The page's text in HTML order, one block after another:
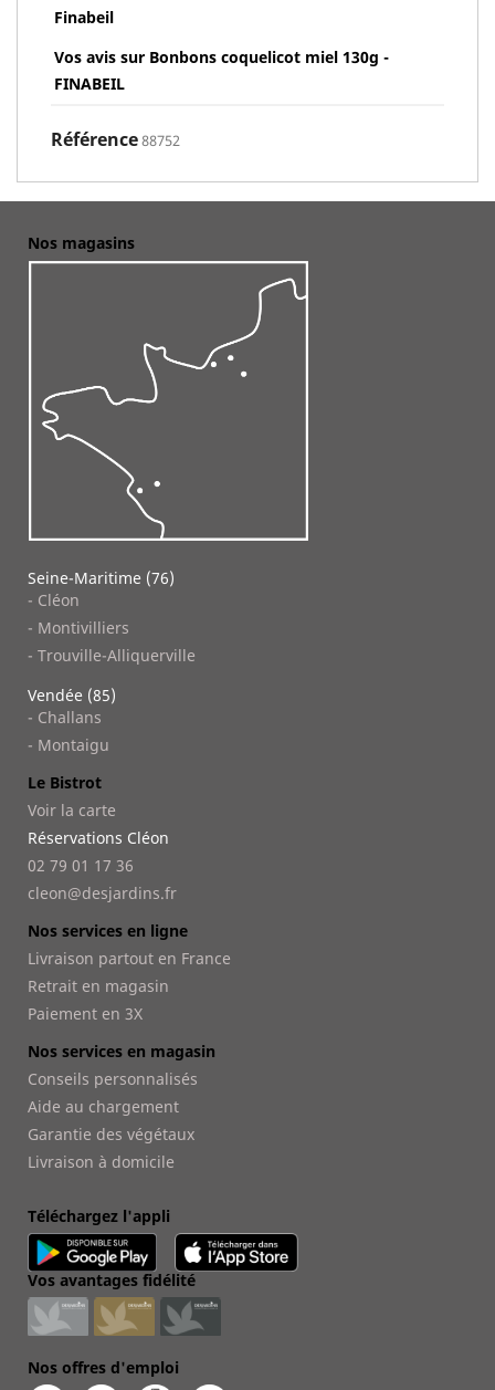
Finabeil
Vos avis sur Bonbons coquelicot miel 130g -
FINABEIL
Référence88752
Nos magasins
Seine-Maritime (76)
- Cléon
- Montivilliers
- Trouville-Alliquerville
Vendée (85)
- Challans
- Montaigu
Le Bistrot
Voir la carte
Réservations Cléon
02 79 01 17 36
cleon@desjardins.fr
Nos services en ligne
Livraison partout en France
Retrait en magasin
Paiement en 3X
Nos services en magasin
Conseils personnalisés
Aide au chargement
Garantie des végétaux
Livraison à domicile
Téléchargez l'appli
Vos avantages fidélité
Nos offres d'emploi